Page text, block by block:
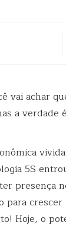
vai achar
a verdade
5S
presença
crescer
Hoje, o